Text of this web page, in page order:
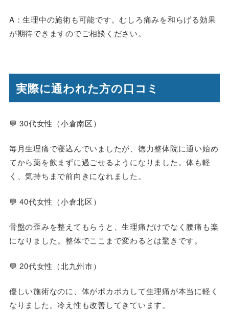
A：生理中の施術も可能です。むしろ痛みを和らげる効果
が期待できますのでご相談ください。
実際に通われた方の口コミ
💬 30代女性（小倉南区）
毎月生理痛で寝込んでいましたが、徳力整体院に通い始め
てから薬を飲まずに過ごせるようになりました。体も軽
く、気持ちまで前向きになれました。
💬 40代女性（小倉北区）
骨盤の歪みを整えてもらうと、生理痛だけでなく腰痛も楽
になりました。整体でここまで変わるとは驚きです。
💬 20代女性（北九州市）
優しい施術なのに、体がポカポカして生理痛が本当に軽く
なりました。冷え性も改善してきています。